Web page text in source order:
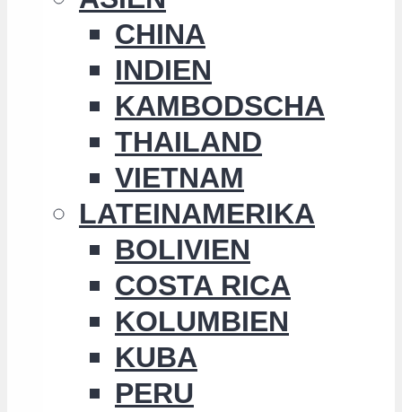
CHINA
INDIEN
KAMBODSCHA
THAILAND
VIETNAM
LATEINAMERIKA
BOLIVIEN
COSTA RICA
KOLUMBIEN
KUBA
PERU